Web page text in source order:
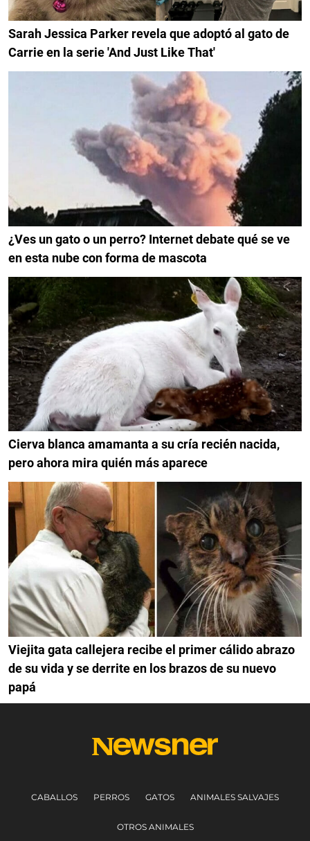
Sarah Jessica Parker revela que adoptó al gato de
Carrie en la serie 'And Just Like That'
¿Ves un gato o un perro? Internet debate qué se ve
en esta nube con forma de mascota
Cierva blanca amamanta a su cría recién nacida,
pero ahora mira quién más aparece
Viejita gata callejera recibe el primer cálido abrazo
de su vida y se derrite en los brazos de su nuevo
papá
CABALLOS PERROS GATOS ANIMALES SALVAJES
OTROS ANIMALES